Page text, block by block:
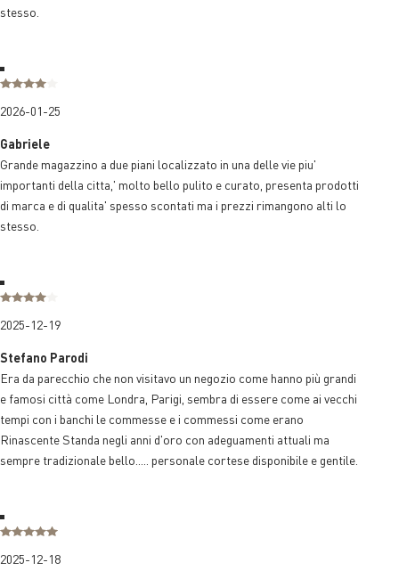
stesso.
2026-01-25
Gabriele
Grande magazzino a due piani localizzato in una delle vie piu'
importanti della citta,' molto bello pulito e curato, presenta prodotti
di marca e di qualita' spesso scontati ma i prezzi rimangono alti lo
stesso.
2025-12-19
Stefano Parodi
Era da parecchio che non visitavo un negozio come hanno più grandi
e famosi città come Londra, Parigi, sembra di essere come ai vecchi
tempi con i banchi le commesse e i commessi come erano
Rinascente Standa negli anni d'oro con adeguamenti attuali ma
sempre tradizionale bello..... personale cortese disponibile e gentile.
2025-12-18